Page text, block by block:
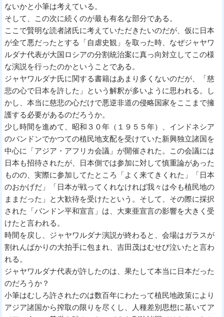
ないかと小筆は考えている。
そして、この次に続くのが最も有名な部分である。
ここで賢明な読者諸氏に考えていただきたいのだが、仮に日本
が全て悪だったとする「自虐史観」を取った時、なぜジャヤワ
ルダナ代表が大国ロシアの分割統治案に真っ向対立してこの様
な演説を行ったのかということである。
ジャヤワルダナ氏に関する書籍はあまり多くないのだが、「慈
悲の心で日本を許した」という解釈が多いように思われる。し
かし、本当に慈悲の心だけで悪逆非道の侵略国家をここまで擁
護する必要があるのだろうか。
少し時間を進めて、昭和３０年（１９５５年）、インドネシア
のバンドンでかつての植民地支配を受けていた新興独立諸国を
中心に「アジア・アフリカ会議」が開催された。この会議には
日本も招待されたが、日本側では参加に対して慎重論があった
ものの、実際に参加してたところ「よく来てきくれた」「日本
のおかげだ」「日本が戦ってくれなければ我々は今も植民地の
ままだった」と大歓待を受けたという。そして、その際に採択
された「バンドン平和宣言」は、大東亜宣言の影響を大きく受
けたと言われる。
時間を戻し、ジャヤワルダナ演説が終わると、会場はガラスが
割れんばかりの大拍手に包まれ、吉田茂はむせび泣いたと言わ
れる。
ジャヤワルダナ代表が許したのは、果たして本当に日本だった
のだろうか？
小筆はむしろ許されたのは数百年にわたって植民地政策により
アジア諸国から搾取の限りを尽くし、人種差別思想に基いてア